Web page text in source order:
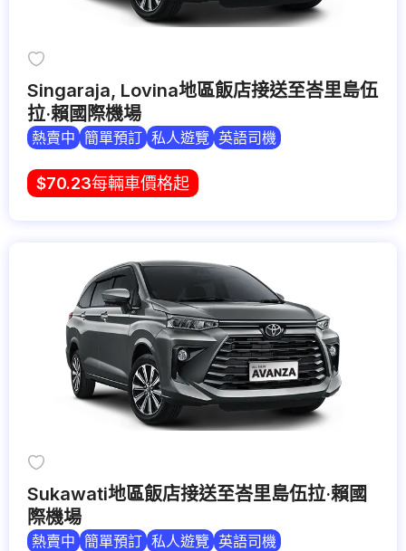
Singaraja, Lovina地區飯店接送至峇里島伍
拉·賴國際機場
熱賣中 簡單預訂 私人遊覽 英語司機
$70.23每輛車價格起
Sukawati地區飯店接送至峇里島伍拉·賴國
際機場
熱賣中 簡單預訂 私人遊覽 英語司機